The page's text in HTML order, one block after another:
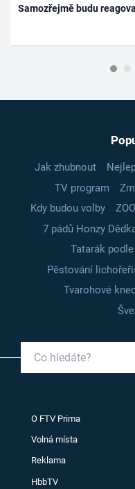
Samozřejmě budu
Jak zhubnout
TV program
Kdy budou volby
7 pádů Honzy
Tatarák
Pěstování
Tvarohové
O FTV Prima
Volná místa
Reklama
HbbTV